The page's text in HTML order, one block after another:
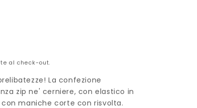
al check-out.
La confezione
zip ne' cerniere, con elastico in
maniche corte con risvolta.